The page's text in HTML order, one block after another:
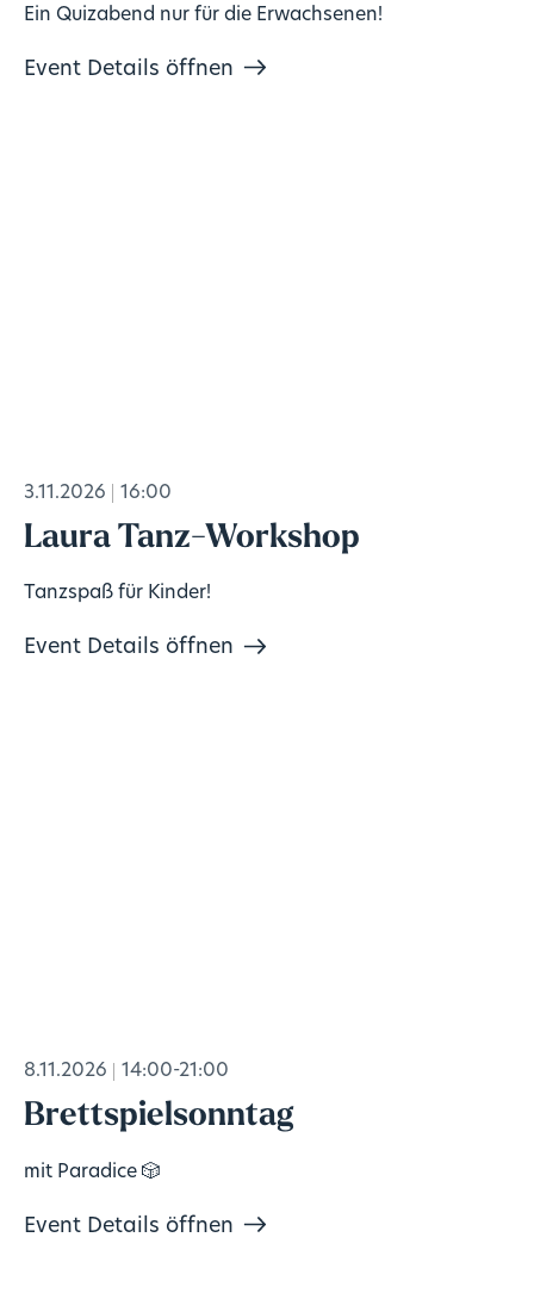
Ein Quizabend nur für die Erwachsenen!
Event Details öffnen
3.11.2026 16:00
Laura Tanz-Workshop
Tanzspaß für Kinder!
Event Details öffnen
8.11.2026 14:00-21:00
Brettspielsonntag
mit Paradice 🎲
Event Details öffnen